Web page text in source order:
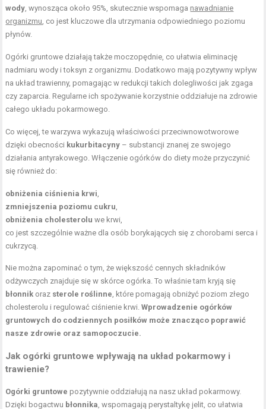
wody, wynosząca około 95%, skutecznie wspomaga nawadnianie
organizmu, co jest kluczowe dla utrzymania odpowiedniego poziomu
płynów.
Ogórki gruntowe działają także moczopędnie, co ułatwia eliminację
nadmiaru wody i toksyn z organizmu. Dodatkowo mają pozytywny wpływ
na układ trawienny, pomagając w redukcji takich dolegliwości jak zgaga
czy zaparcia. Regularne ich spożywanie korzystnie oddziałuje na zdrowie
całego układu pokarmowego.
Co więcej, te warzywa wykazują właściwości przeciwnowotworowe
dzięki obecności kukurbitacyny – substancji znanej ze swojego
działania antyrakowego. Włączenie ogórków do diety może przyczynić
się również do:
obniżenia ciśnienia krwi,
zmniejszenia poziomu cukru,
obniżenia cholesterolu we krwi,
co jest szczególnie ważne dla osób borykających się z chorobami serca i
cukrzycą.
Nie można zapominać o tym, że większość cennych składników
odżywczych znajduje się w skórce ogórka. To właśnie tam kryją się
błonnik oraz sterole roślinne, które pomagają obniżyć poziom złego
cholesterolu i regulować ciśnienie krwi.Wprowadzenie ogórków
gruntowych do codziennych posiłków może znacząco poprawić
nasze zdrowie oraz samopoczucie.
Jak ogórki gruntowe wpływają na układ pokarmowy i
trawienie?
Ogórki gruntowe pozytywnie oddziałują na nasz układ pokarmowy.
Dzięki bogactwu błonnika, wspomagają perystaltykę jelit, co ułatwia